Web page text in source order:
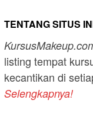
TENTANG SITUS
listing tempat
kecantikan di
Selengkapnya!